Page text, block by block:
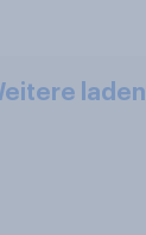
laden